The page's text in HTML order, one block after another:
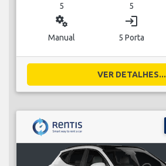
5 5
miscellaneous_services
Manual
login
5 Porta
VER DETALHES...